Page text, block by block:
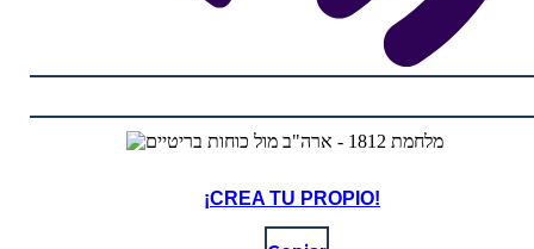
¡CREA TU PROPIO!